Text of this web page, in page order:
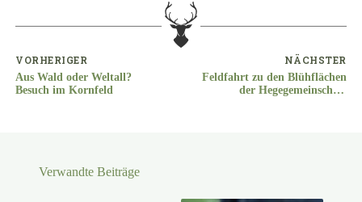
VORHERIGER
Aus Wald oder Weltall?
Besuch im Kornfeld
NÄCHSTER
Feldfahrt zu den Blühflächen
der Hegegemeinschaft
Verwandte Beiträge